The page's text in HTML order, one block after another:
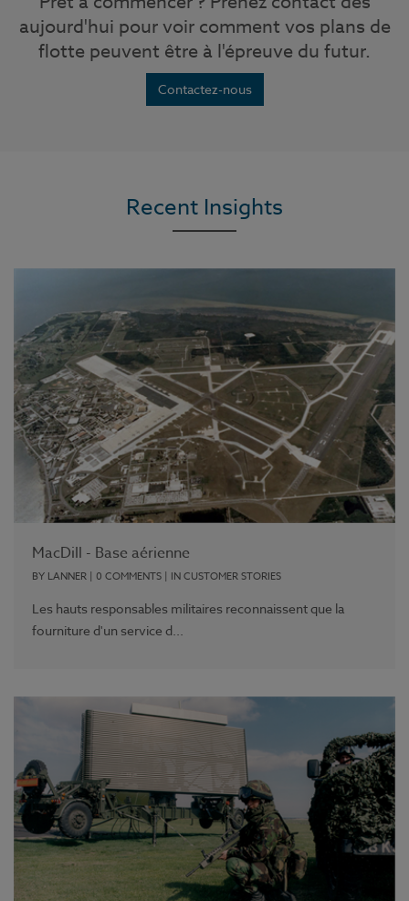
aujourd'hui pour voir comment vos plans de
flotte peuvent être à l'épreuve du futur.
Contactez-nous
Recent Insights
MacDill - Base aérienne
BY LANNER | 0 COMMENTS | INCUSTOMER STORIES
Les hauts responsables militaires reconnaissent que la
fourniture d'un service d...